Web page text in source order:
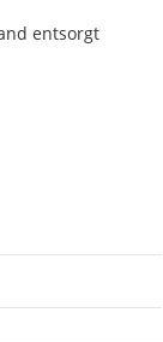
entsorgt